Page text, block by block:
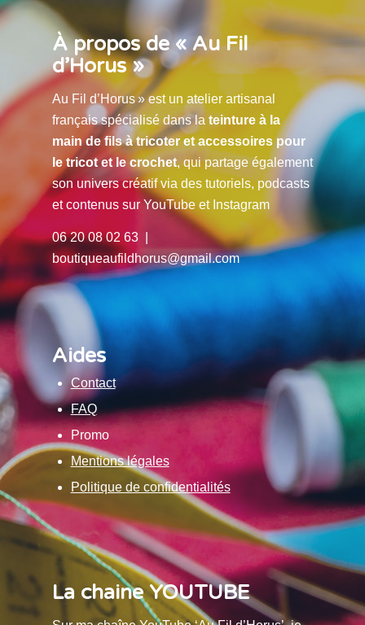
À propos de « Au Fil
d’Horus »
Au Fil d’Horus » est un atelier artisanal
français spécialisé dans la teinture à la
main de fils à tricoter et accessoires pour
le tricot et le crochet, qui partage également
son univers créatif via des tutoriels, podcasts
et contenus sur YouTube et Instagram
06 20 08 02 63 |
boutiqueaufildhorus@gmail.com
Aides
Contact
FAQ
Promo
Mentions légales
Politique de confidentialités
La chaine YOUTUBE